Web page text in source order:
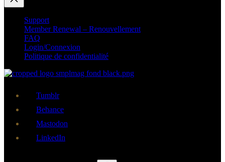
Support
Member Renewal – Renouvellement
FAQ
Login/Connexion
Politique de confidentialité
Tumblr
Behance
Mastodon
LinkedIn